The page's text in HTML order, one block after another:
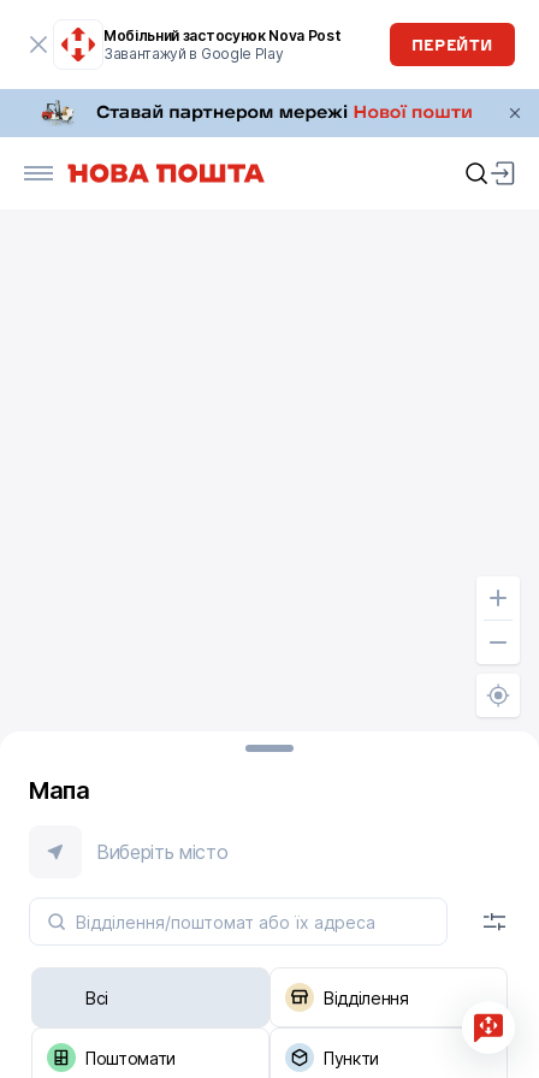
Мобільний застосунок Nova Post
Завантажуй в Google Play
ПЕРЕЙТИ
Мапа
Виберіть місто
Всі Відділення
Поштомати Пункти